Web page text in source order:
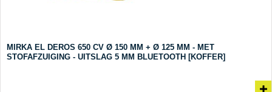
MIRKA EL DEROS 650 CV Ø 150 MM + Ø 125 MM - MET
STOFAFZUIGING - UITSLAG 5 MM BLUETOOTH [KOFFER]